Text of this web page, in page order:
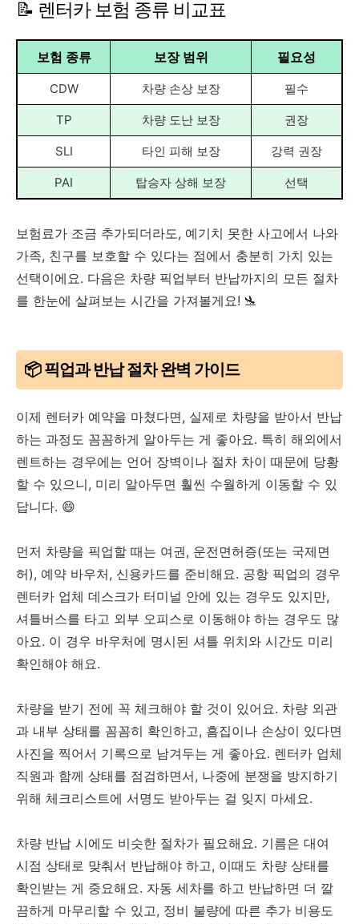
📝 렌터카 보험 종류 비교표
보험 종류 보장 범위 필요성
CDW 차량 손상 보장 필수
TP 차량 도난 보장 권장
SLI 타인 피해 보장 강력 권장
PAI 탑승자 상해 보장 선택
보험료가 조금 추가되더라도, 예기치 못한 사고에서 나와
가족, 친구를 보호할 수 있다는 점에서 충분히 가치 있는
선택이에요. 다음은 차량 픽업부터 반납까지의 모든 절차
를 한눈에 살펴보는 시간을 가져볼게요! 🛬
📦 픽업과 반납 절차 완벽 가이드
이제 렌터카 예약을 마쳤다면, 실제로 차량을 받아서 반납
하는 과정도 꼼꼼하게 알아두는 게 좋아요. 특히 해외에서
렌트하는 경우에는 언어 장벽이나 절차 차이 때문에 당황
할 수 있으니, 미리 알아두면 훨씬 수월하게 이동할 수 있
답니다. 😄
먼저 차량을 픽업할 때는 여권, 운전면허증(또는 국제면
허), 예약 바우처, 신용카드를 준비해요. 공항 픽업의 경우
렌터카 업체 데스크가 터미널 안에 있는 경우도 있지만,
셔틀버스를 타고 외부 오피스로 이동해야 하는 경우도 많
아요. 이 경우 바우처에 명시된 셔틀 위치와 시간도 미리
확인해야 해요.
차량을 받기 전에 꼭 체크해야 할 것이 있어요. 차량 외관
과 내부 상태를 꼼꼼히 확인하고, 흠집이나 손상이 있다면
사진을 찍어서 기록으로 남겨두는 게 좋아요. 렌터카 업체
직원과 함께 상태를 점검하면서, 나중에 분쟁을 방지하기
위해 체크리스트에 서명도 받아두는 걸 잊지 마세요.
차량 반납 시에도 비슷한 절차가 필요해요. 기름은 대여
시점 상태로 맞춰서 반납해야 하고, 이때도 차량 상태를
확인받는 게 중요해요. 자동 세차를 하고 반납하면 더 깔
끔하게 마무리할 수 있고, 정비 불량에 따른 추가 비용도